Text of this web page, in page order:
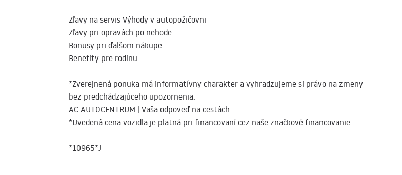
Zľavy na servis Výhody v autopožičovni
Zľavy pri opravách po nehode
Bonusy pri ďalšom nákupe
Benefity pre rodinu
*Zverejnená ponuka má informatívny charakter a vyhradzujeme si právo na zmeny
bez predchádzajúceho upozornenia.
AC AUTOCENTRUM | Vaša odpoveď na cestách
*Uvedená cena vozidla je platná pri financovaní cez naše značkové financovanie.
*10965*J